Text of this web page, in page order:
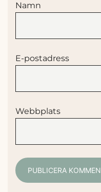
Namn
E-postadress
Webbplats